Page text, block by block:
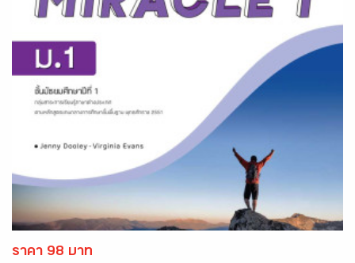
ราคา 98 บาท